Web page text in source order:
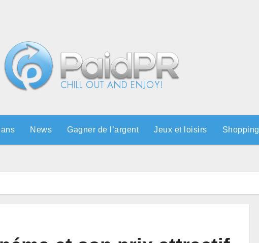
News Gagner de l’argent Jeux et loisirs Shopping